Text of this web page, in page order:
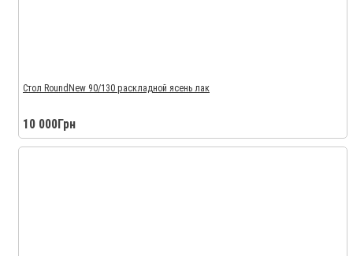
Стол RoundNew 90/130 раскладной ясень лак
10 000Грн